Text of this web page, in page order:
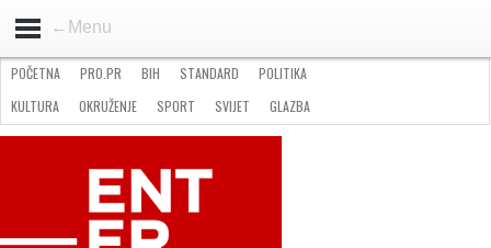
←Menu
STANDARD
GOSPODARSTVO
OKRUŽENJE
POČETNA PRO.PR BIH STANDARD
POLITIKA
KULTURA
OKRUŽENJE SPORT SVIJET
GLAZBA
NATJEČAJI
FILMING LOCATION IN BH KONTAKT